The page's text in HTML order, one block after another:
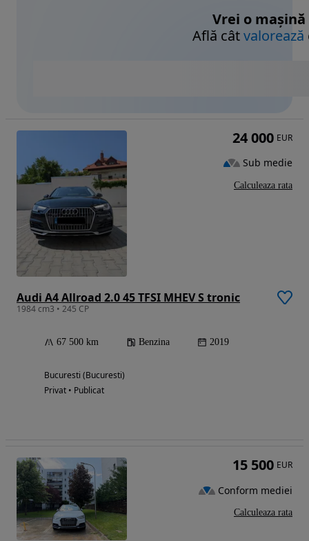
Vrei o mașină
Află câtvalorează
Audi A4 Allroad 2.0 45 TFSI MHEV S tronic
1984 cm3 • 245 CP
67 500 km Benzina 2019
Bucuresti (Bucuresti)
Privat • Publicat
24 000 EUR
Sub medie
Calculeaza rata
15 500 EUR
Conform mediei
Calculeaza rata